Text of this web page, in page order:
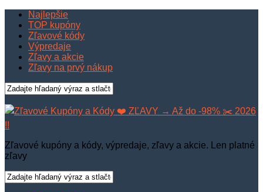
Najlepšie
TOP kupóny
Zľavové kódy
Výpredaje
Zľavy a akcie
Zľavy na prvý nákup
Zľavové kupóny a kódy, výpredaje, zľavy a akcie. Len platné
zľavy